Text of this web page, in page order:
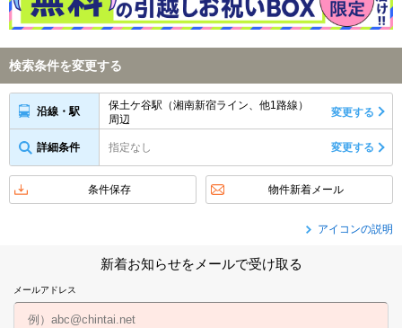
検索条件を変更する
沿線・駅
保土ケ谷駅（湘南新宿ライン、他1路線）
周辺
変更する
詳細条件 指定なし 変更する
条件保存 物件新着メール
アイコンの説明
新着お知らせをメールで受け取る
メールアドレス